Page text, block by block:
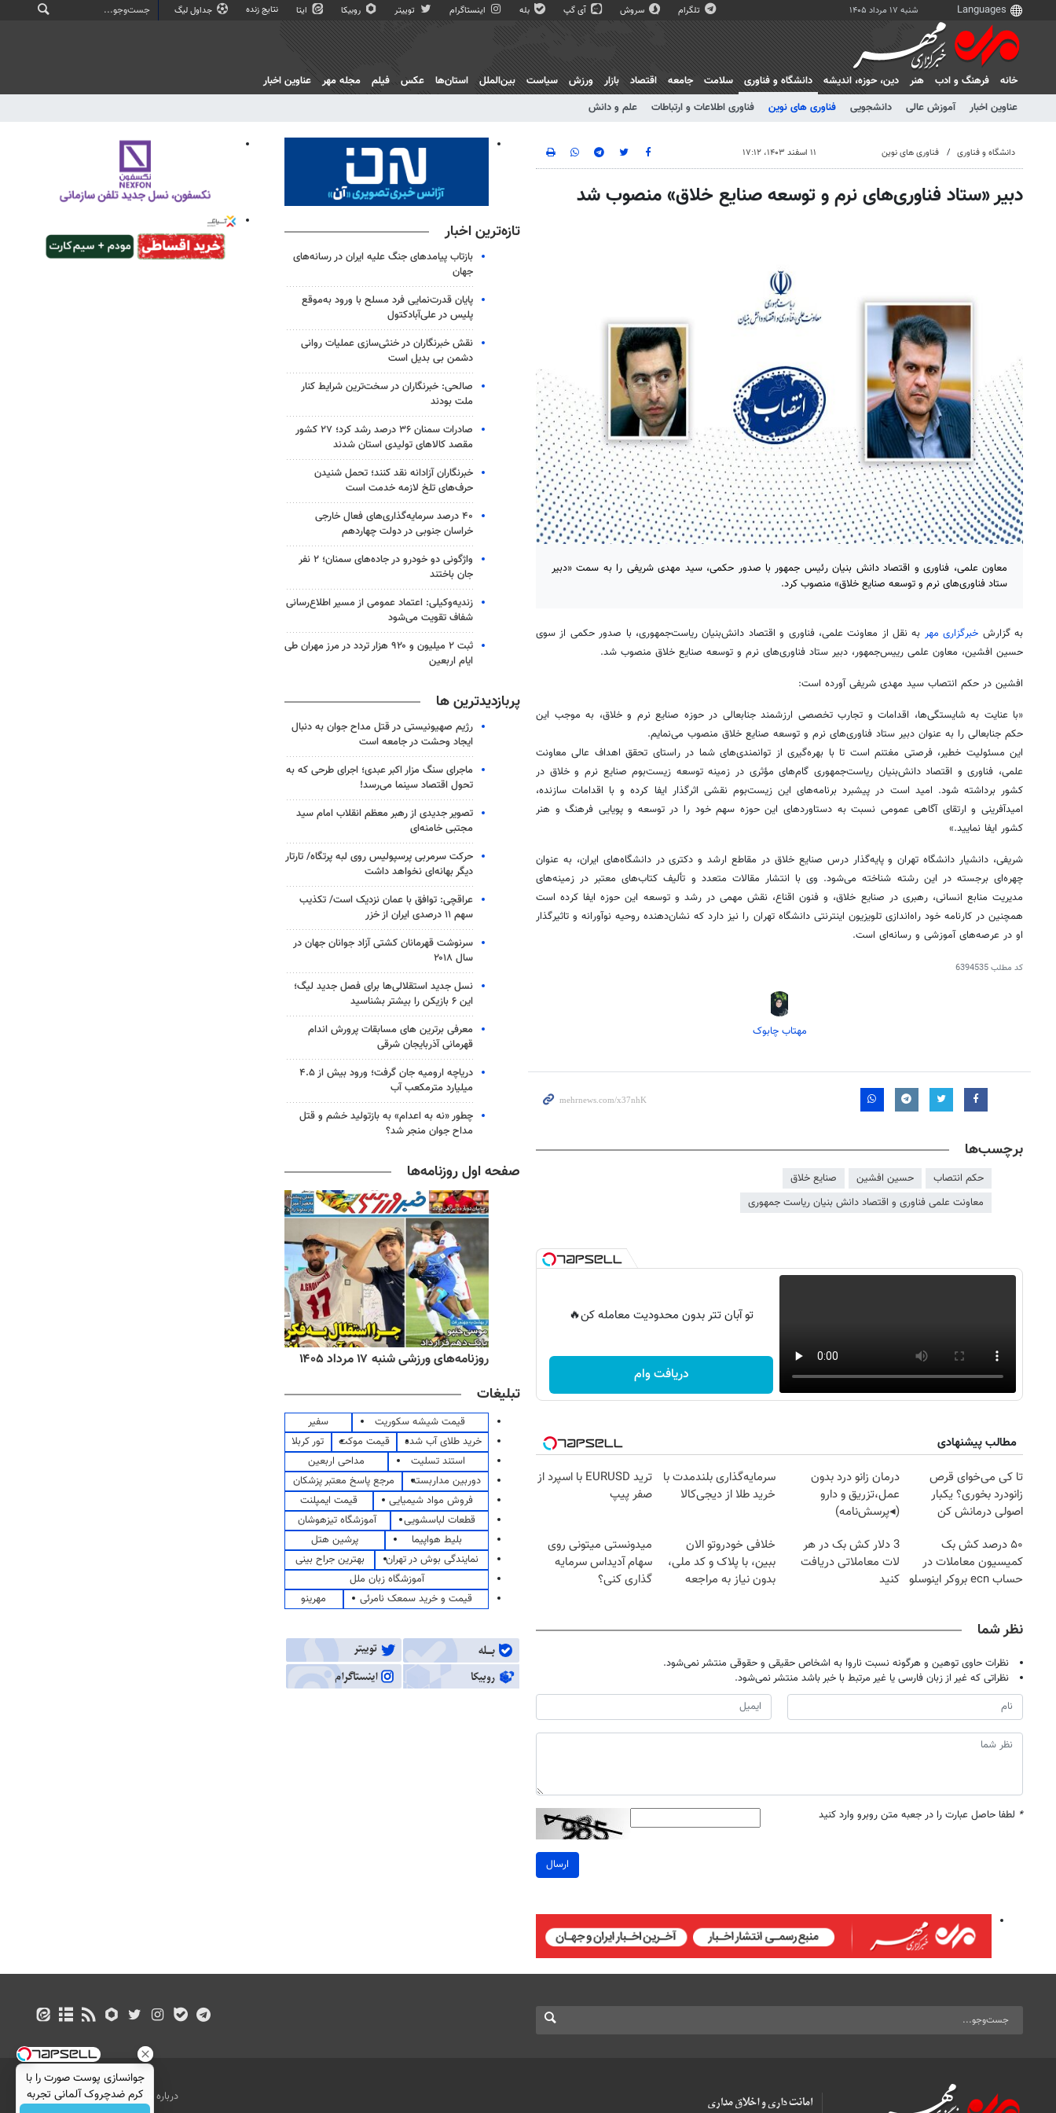
شنبه ۱۷ مرداد ۱۴۰۵ تلگرام سروش آی گپ بله اینستاگرام توییتر روبیکا ایتا نتایج زنده جداول لیگ
خانه فرهنگ و ادب هنر دين، حوزه، انديشه
دانشگاه و فناوری
عناوین اخبار
آموزش عالی دانشجویی فناوری های نوین فناوری اطلاعات و ارتباطات علم و دانش
سلامت جامعه اقتصاد بازار ورزش سیاست بین‌الملل استان‌ها عکس فیلم مجله مهر عناوین اخبار
دانشگاه و فناوری فناوری های نوین ۱۱ اسفند ۱۴۰۳، ۱۷:۱۲
دبیر «ستاد فناوری‌های نرم و توسعه صنایع خلاق» منصوب شد
معاون علمی، فناوری و اقتصاد دانش بنیان رئیس جمهور با صدور حکمی، سید مهدی شریفی را به سمت «دبیر
ستاد فناوری‌های نرم و توسعه صنایع خلاق» منصوب کرد.
به گزارش خبرگزاری مهر به نقل از معاونت علمی، فناوری و اقتصاد دانش‌بنیان ریاست‌جمهوری، با صدور حکمی از سوی
حسین افشین، معاون علمی رییس‌جمهور، دبیر ستاد فناوری‌های نرم و توسعه صنایع خلاق منصوب شد.
افشین در حکم انتصاب سید مهدی شریفی آورده است:
«با عنایت به شایستگی‌ها، اقدامات و تجارب تخصصی ارزشمند جنابعالی در حوزه صنایع نرم و خلاق، به موجب این
حکم جنابعالی را به عنوان دبیر ستاد فناوری‌های نرم و توسعه صنایع خلاق منصوب می‌نمایم.
این مسئولیت خطیر، فرصتی مغتنم است تا با بهره‌گیری از توانمندی‌های شما در راستای تحقق اهداف عالی معاونت
علمی، فناوری و اقتصاد دانش‌بنیان ریاست‌جمهوری گام‌های مؤثری در زمینه توسعه زیست‌بوم صنایع نرم و خلاق در
کشور برداشته شود. امید است در پیشبرد برنامه‌های این زیست‌بوم نقشی اثرگذار ایفا کرده و با اقدامات سازنده،
امیدآفرینی و ارتقای آگاهی عمومی نسبت به دستاوردهای این حوزه سهم خود را در توسعه و پویایی فرهنگ و هنر
کشور ایفا نمایید.»
شریفی، دانشیار دانشگاه تهران و پایه‌گذار درس صنایع خلاق در مقاطع ارشد و دکتری در دانشگاه‌های ایران، به عنوان
چهره‌ای برجسته در این رشته شناخته می‌شود. وی با انتشار مقالات متعدد و تألیف کتاب‌های معتبر در زمینه‌های
مدیریت منابع انسانی، رهبری در صنایع خلاق، و فنون اقناع، نقش مهمی در رشد و توسعه این حوزه ایفا کرده است
همچنین در کارنامه خود راه‌اندازی تلویزیون اینترنتی دانشگاه تهران را نیز دارد که نشان‌دهنده روحیه نوآورانه و تاثیرگذار
او در عرصه‌های آموزشی و رسانه‌ای است.
کد مطلب6394535
مهتاب چابوک
برچسب‌ها
حکم انتصاب حسین افشین
صنایع خلاق
معاونت علمی فناوری و اقتصاد دانش بنیان ریاست جمهوری
تو آبان تتر بدون محدودیت معامله کن🔥
دریافت وام
مطالب پیشنهادی
تا کی می‌خوای قرص
زانودرد بخوری؟ یکبار
اصولی درمانش کن
درمان زانو درد بدون
عمل،تزریق و دارو
(◂پرسش‌نامه)
سرمایه‌گذاری بلندمدت با
خرید طلا از دیجی‌کالا
ترید EURUSD با اسپرد از
صفر پیپ
۵۰ درصد کش بک
کمیسیون معاملات در
حساب ecn بروکر اینوسلو
3 دلار کش بک در هر
لات معاملاتی دریافت
کنید
خلافی خودروتو الان
ببین، با پلاک و کد ملی،
بدون نیاز به مراجعه
میدونستی میتونی روی
سهام آدیداس سرمایه
گذاری کنی؟
نظر شما
نظرات حاوی توهین و هرگونه نسبت ناروا به اشخاص حقیقی و حقوقی منتشر نمی‌شود.
نظراتی که غیر از زبان فارسی یا غیر مرتبط با خبر باشد منتشر نمی‌شود.
* لطفا حاصل عبارت را در جعبه متن روبرو وارد کنید
ارسال
تازه‌ترین اخبار
بازتاب پیامدهای جنگ علیه ایران در رسانه‌های
جهان
پایان قدرت‌نمایی فرد مسلح با ورود به‌موقع
پلیس در علی‌آبادکتول
نقش خبرنگاران در خنثی‌سازی عملیات روانی
دشمن بی بدیل است
صالحی: خبرنگاران در سخت‌ترین شرایط کنار
ملت بودند
صادرات سمنان ۳۶ درصد رشد کرد؛ ۲۷ کشور
مقصد کالاهای تولیدی استان شدند
خبرنگاران آزادانه نقد کنند؛ تحمل شنیدن
حرف‌های تلخ لازمه خدمت است
۴۰ درصد سرمایه‌گذاری‌های فعال خارجی
خراسان جنوبی در دولت چهاردهم
واژگونی دو خودرو در جاده‌های سمنان؛ ۲ نفر
جان باختند
زندیه‌وکیلی: اعتماد عمومی از مسیر اطلاع‌رسانی
شفاف تقویت می‌شود
ثبت ۲ میلیون و ۹۲۰ هزار تردد در مرز مهران طی
ایام اربعین
پربازدیدترین ها
رژیم صهیونیستی در قتل مداح جوان به دنبال
ایجاد وحشت در جامعه است
ماجرای سنگ مزار اکبر عبدی؛ اجرای طرحی که به
تحول اقتصاد سینما می‌رسد!
تصویر جدیدی از رهبر معظم انقلاب امام سید
مجتبی خامنه‌ای
حرکت سرمربی پرسپولیس روی لبه پرتگاه/ تارتار
دیگر بهانه‌ای نخواهد داشت
عراقچی: توافق با عمان نزدیک است/ تکذیب
سهم ۱۱ درصدی ایران از خزر
سرنوشت قهرمانان کشتی آزاد جوانان جهان در
سال ۲۰۱۸
نسل جدید استقلالی‌ها برای فصل جدید لیگ؛
این ۶ بازیکن را بیشتر بشناسید
معرفی برترین های مسابقات پرورش اندام
قهرمانی آذربایجان شرقی
دریاچه ارومیه جان گرفت؛ ورود بیش از ۴.۵
میلیارد مترمکعب آب
چطور «نه به اعدام» به بازتولید خشم و قتل
مداح جوان منجر شد؟
صفحه اول روزنامه‌ها
روزنامه‌های صبح شنبه ۱۷ مرداد ۱۴۰۵ روزنامه‌های اقتصادی شنبه ۱۷ مرداد ۱۴۰۵ روزنامه‌های ورزشی شنبه ۱۷ مرداد ۱۴۰۵
تبلیغات
قیمت شیشه سکوریت
سفیر
خرید طلای آب شده
قیمت موکت
تور کربلا
استند تسلیت
مداحی اربعین
دوربین مداربسته
مرجع پاسخ معتبر پزشکان
فروش مواد شیمیایی
قیمت ایمپلنت
قطعات لباسشویی
آموزشگاه تیزهوشان
بلیط هواپیما
پرشین هتل
نمایندگی بوش در تهران
بهترین جراح بینی
آموزشگاه زبان ملل
قیمت و خرید سمعک نامرئی
مهرینو
درباره ما تماس با ما
بازرگانی
جوانسازی پوست صورت را با
کرم ضدچروک آلمانی تجربه